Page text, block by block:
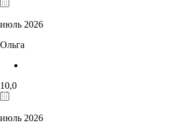
июль 2026
Ольга
10,0
июль 2026